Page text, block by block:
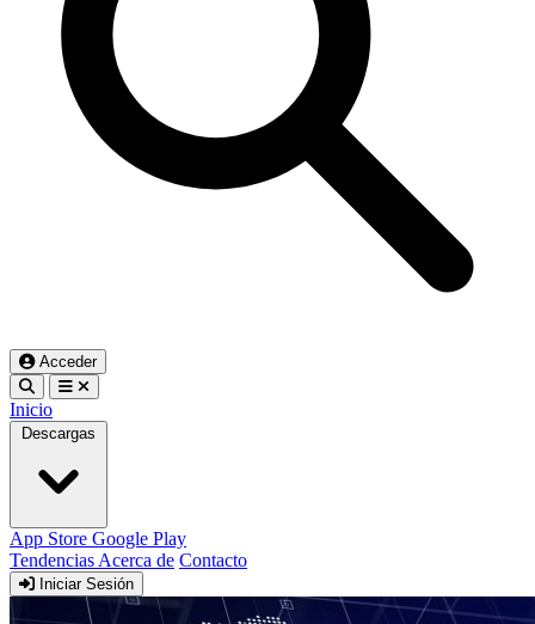
Acceder
Inicio
Descargas
App Store Google Play
Tendencias Acerca de Contacto
Iniciar Sesión